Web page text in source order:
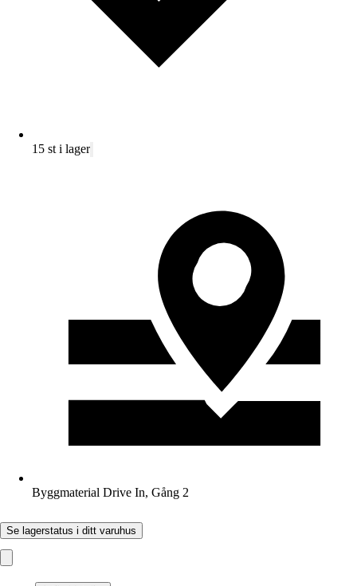
15 st i lager
Byggmaterial Drive In, Gång 2
Se lagerstatus i ditt varuhus